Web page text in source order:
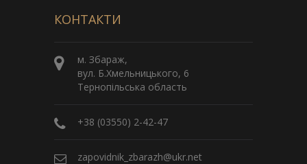
КОНТАКТИ
м. Збараж,
вул. Б.Хмельницького, 6
Тернопільська область
+38 (03550) 2-42-47
zapovidnik_zbarazh@ukr.net